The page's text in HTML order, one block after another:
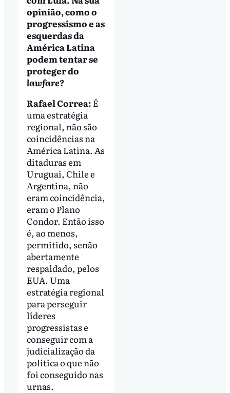
opinião, como o
progressismo e as
esquerdas da
América Latina
podem tentar se
proteger do
lawfare?
Rafael Correa: É
uma estratégia
regional, não são
coincidências na
América Latina. As
ditaduras em
Uruguai, Chile e
Argentina, não
eram coincidência,
eram o Plano
Condor. Então isso
é, ao menos,
permitido, senão
abertamente
respaldado, pelos
EUA. Uma
estratégia regional
para perseguir
líderes
progressistas e
conseguir com a
judicialização da
política o que não
foi conseguido nas
urnas.